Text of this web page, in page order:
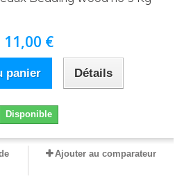
11,00 €
panier Détails
Disponible
Ajouter au comparateur